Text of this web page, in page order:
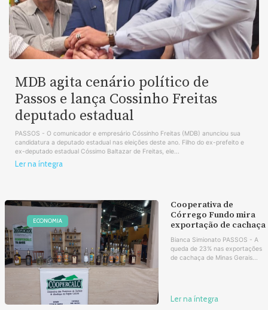
MDB agita cenário político de
Passos e lança Cossinho Freitas
deputado estadual
PASSOS - O comunicador e empresário Cóssinho Freitas (MDB) anunciou sua
candidatura a deputado estadual nas eleições deste ano. Filho do ex-prefeito e
ex-deputado estadual Cóssimo Baltazar de Freitas, ele...
Ler na íntegra
ECONOMIA
Cooperativa de
Córrego Fundo mira
exportação de cachaça
Bianca Simionato PASSOS - A
queda de 23% nas exportações
de cachaça de Minas Gerais...
Ler na íntegra